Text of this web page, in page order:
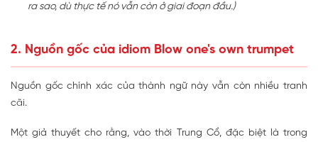
ra sao, dù thực tế nó vẫn còn ở giai đoạn đầu.)
2. Nguồn gốc của idiom Blow one's own trumpet
Nguồn gốc chính xác của thành ngữ này vẫn còn nhiều tranh
cãi.
Một giả thuyết cho rằng, vào thời Trung Cổ, đặc biệt là trong